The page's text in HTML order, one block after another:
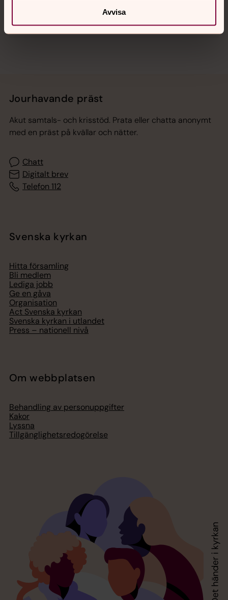
Avvisa
Jourhavande präst
Akut samtals- och krisstöd. Prata eller chatta anonymt
med en präst på kvällar och nätter.
Chatt
Digitalt brev
Telefon 112
Svenska kyrkan
Hitta församling
Bli medlem
Lediga jobb
Ge en gåva
Organisation
Act Svenska kyrkan
Svenska kyrkan i utlandet
Press – nationell nivå
Om webbplatsen
Behandling av personuppgifter
Kakor
Lyssna
Tillgänglighetsredogörelse